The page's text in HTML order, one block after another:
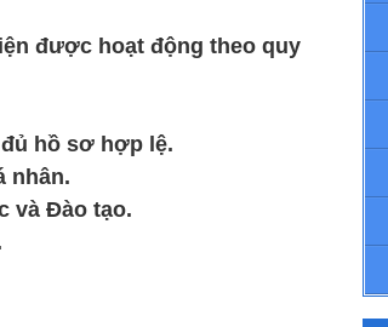
được hoạt động theo quy
hồ sơ hợp lệ.
Đào tạo.